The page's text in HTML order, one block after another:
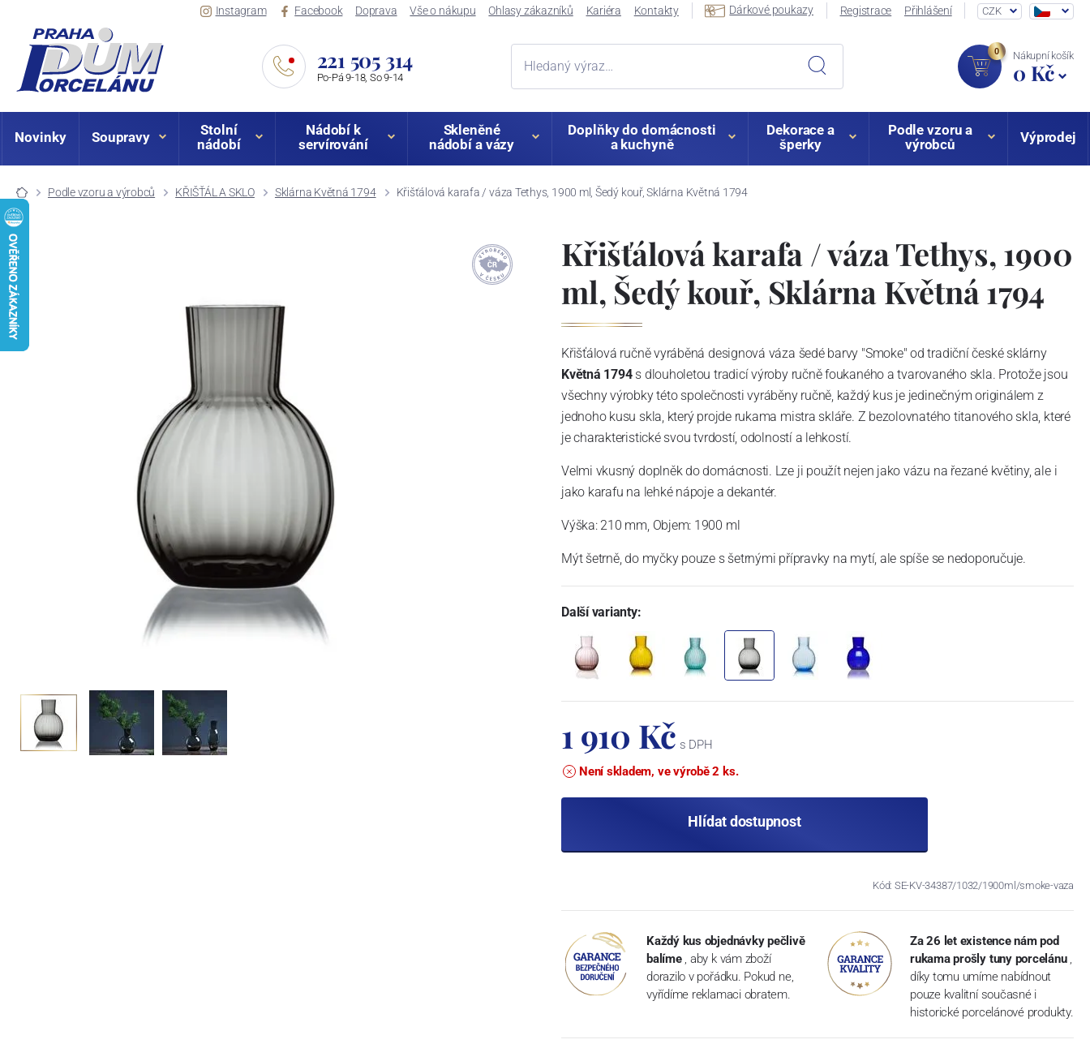
Instagram Facebook Doprava Vše o nákupu Ohlasy zákazníků Kariéra Kontakty Dárkové poukazy Registrace Přihlášení CZK
221 505 314
Po-Pá 9-18, So 9-14
0 Nákupní košík
0 Kč
Novinky Soupravy
Stolní
nádobí
Nádobí k
servírování
Skleněné
nádobí a vázy
Doplňky do domácnosti
a kuchyně
Dekorace a
šperky
Podle vzoru a
výrobců
Výprodej
Podle vzoru a výrobců KŘIŠŤÁL A SKLO Sklárna Květná 1794 Křišťálová karafa / váza Tethys, 1900 ml, Šedý kouř, Sklárna Květná 1794
Křišťálová karafa / váza Tethys, 1900
ml, Šedý kouř, Sklárna Květná 1794
Křišťálová ručně vyráběná designová váza šedé barvy "Smoke" od tradiční české sklárny
Květná 1794s dlouholetou tradicí výroby ručně foukaného a tvarovaného skla. Protože jsou
všechny výrobky této společnosti vyráběny ručně, každý kus je jedinečným originálem z
jednoho kusu skla, který projde rukama mistra skláře. Z bezolovnatého titanového skla, které
je charakteristické svou tvrdostí, odolností a lehkostí.
Velmi vkusný doplněk do domácnosti. Lze ji použít nejen jako vázu na řezané květiny, ale i
jako karafu na lehké nápoje a dekantér.
Výška: 210 mm, Objem: 1900 ml
Mýt šetrně, do myčky pouze s šetrnými přípravky na mytí, ale spíše se nedoporučuje.
Další varianty:
1 910 Kč s DPH
Není skladem, ve výrobě 2 ks.
Hlídat dostupnost
Kód: SE-KV-34387/1032/1900ml/smoke-vaza
Každý kus objednávky pečlivě
balíme , aby k vám zboží
dorazilo v pořádku. Pokud ne,
vyřídíme reklamaci obratem.
Za 26 let existence nám pod
rukama prošly tuny porcelánu ,
díky tomu umíme nabídnout
pouze kvalitní současné i
historické porcelánové produkty.